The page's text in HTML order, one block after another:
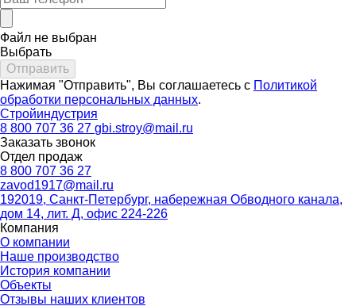
Файл не выбран
Выбрать
Нажимая "Отправить", Вы соглашаетесь с Политикой
обработки персональных данных.
Стройиндустрия
8 800 707 36 27 gbi.stroy@mail.ru
Заказать звонок
Отдел продаж
8 800 707 36 27
zavod1917@mail.ru
192019, Санкт-Петербург, набережная Обводного канала,
дом 14, лит. Д, офис 224-226
Компания
О компании
Наше производство
История компании
Объекты
Отзывы наших клиентов